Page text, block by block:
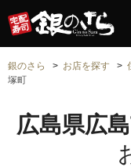
銀のさら お店を探す
塚町
広島県広